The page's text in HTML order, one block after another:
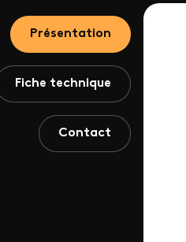
Présentation
Fiche technique
Contact